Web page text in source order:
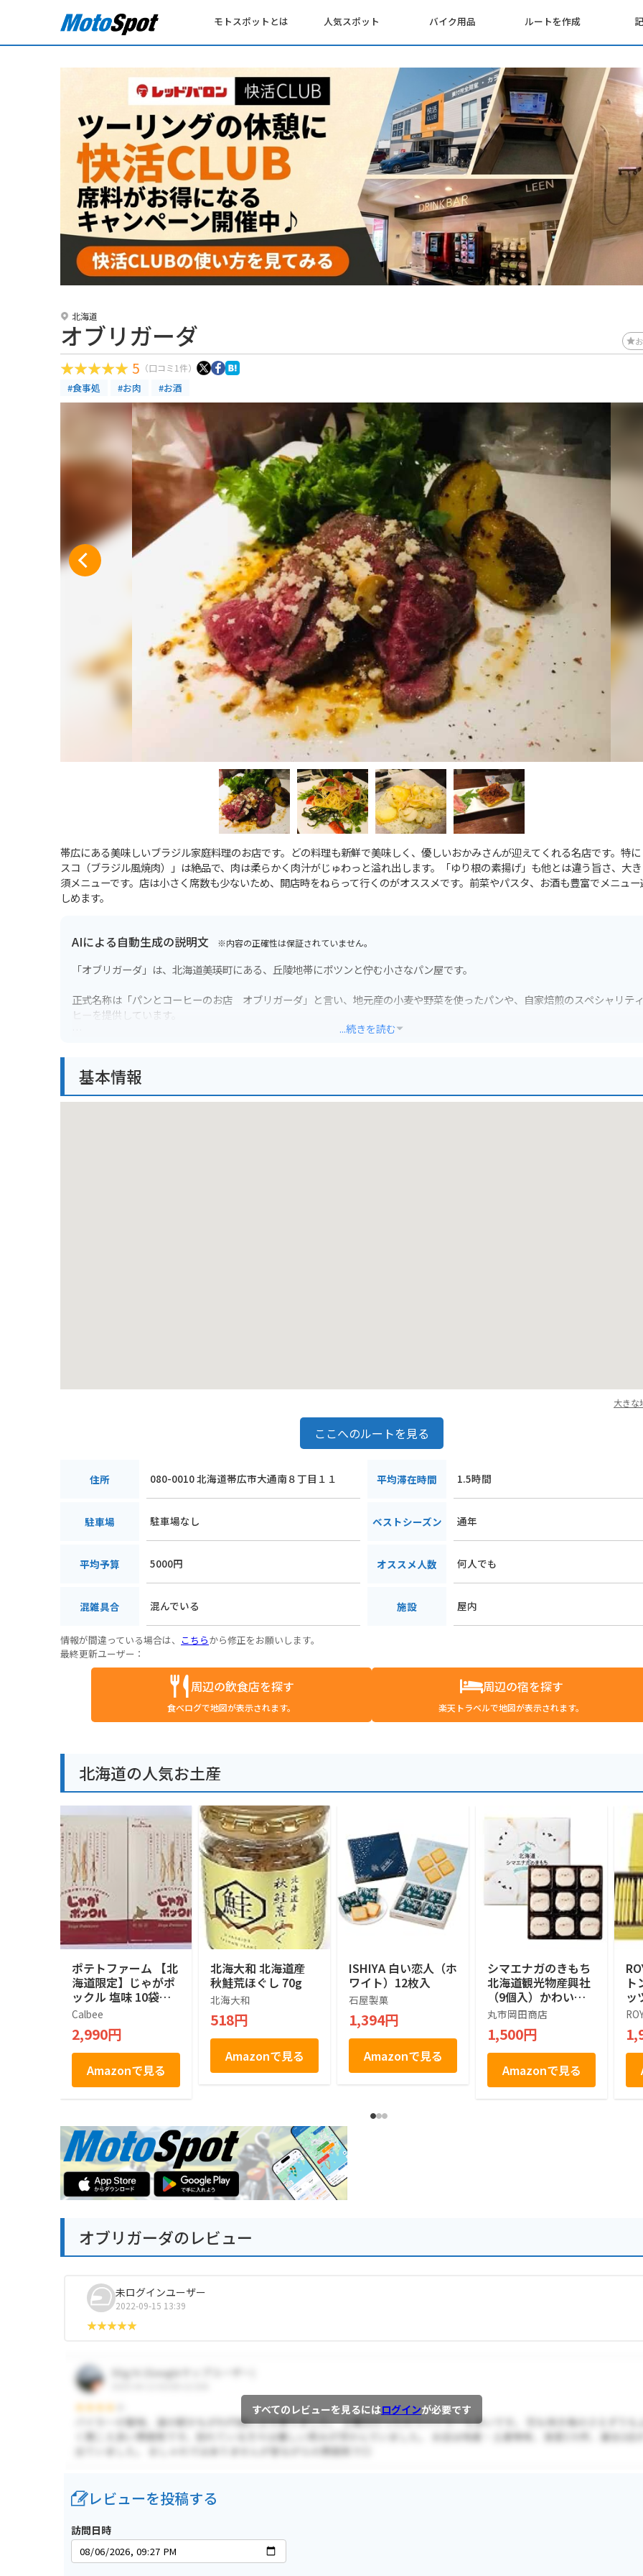
モトスポットとは 人気スポット バイク用品 ルートを作成
北海道
オブリガーダ
5 （口コミ1件）
#食事処 #お肉 #お酒
帯広にある美味しいブラジル家庭料理のお店です。どの料理も新鮮で美味しく、優しいおかみさんが迎えてくれる名店です。特
スコ（ブラジル風焼肉）」は絶品で、肉は柔らかく肉汁がじゅわっと溢れ出します。「ゆり根の素揚げ」も他とは違う旨さ、大
須メニューです。店は小さく席数も少ないため、開店時をねらって行くのがオススメです。前菜やパスタ、お酒も豊富でメニュ
しめます。
AIによる自動生成の説明文 ※内容の正確性は保証されていません。
「オブリガーダ」は、北海道美瑛町にある、丘陵地帯にポツンと佇む小さなパン屋です。
正式名称は「パンとコーヒーのお店 オブリガーダ」と言い、地元産の小麦や野菜を使ったパンや、自家焙煎のスペシャリテ
ヒーを提供しています。
店内はこぢんまりとしていますが、窓から眺める丘の景色と、美味しいパンとコーヒーは、訪れる人々に安らぎを与えてくれま
バイクで行く際は、駐車場はそれほど広くないため、混雑する時間帯は避けた方が良いかもしれません。
...続きを読む
基本情報
大きな
ここへのルートを見る
住所 080-0010 北海道帯広市大通南８丁目１１ 平均滞在時間 1.5時間
駐車場 駐車場なし ベストシーズン 通年
平均予算 5000円 オススメ人数 何人でも
混雑具合 混んでいる 施設 屋内
情報が間違っている場合は、 こちらから修正をお願いします。
最終更新ユーザー：
周辺の飲食店を探す
食べログで地図が表示されます。
周辺の宿を探す
楽天トラベルで地図が表示されます。
北海道の人気お土産
ポテトファーム 【北
海道限定】じゃがポ
ックル 塩味 10袋入
×２箱
Calbee
2,990円
Amazonで見る
北海大和 北海道産
秋鮭荒ほぐし 70g
北海大和
518円
Amazonで見る
ISHIYA 白い恋人（ホ
ワイト）12枚入
石屋製菓
1,394円
Amazonで見る
シマエナガのきもち
北海道観光物産興社
（9個入）かわいい
シマエナガ (1箱)
丸市岡田商店
1,500円
Amazonで見る
ト
ッ
ツ]
オブリガーダのレビュー
未ログインユーザー
2022-09-15 13:39
すべてのレビューを見るにはログインが必要です
レビューを投稿する
訪問日時